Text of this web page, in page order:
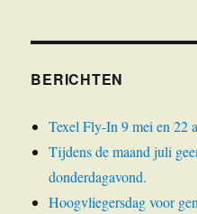
BERICHTEN
Texel Fly-In 9 mei en 22
Tijdens de maand juli
donderdagavond.
Hoogvliegersdag voor